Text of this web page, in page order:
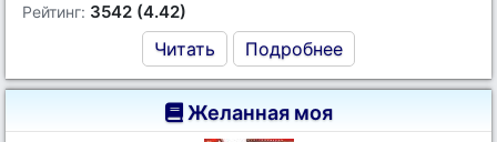
Рейтинг: 3542 (4.42)
Читать Подробнее
Желанная моя